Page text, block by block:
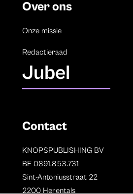
Over ons
Onze missie
Redactieraad
Jubel
Contact
KNOPSPUBLISHING BV
BE 0891.853.731
Sint-Antoniusstraat 22
2200 Herentals